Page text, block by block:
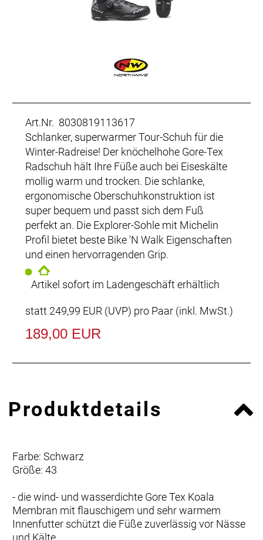
Art.Nr. 8030819113617
Schlanker, superwarmer Tour-Schuh für die
Winter-Radreise! Der knöchelhohe Gore-Tex
Radschuh hält Ihre Füße auch bei Eiseskälte
mollig warm und trocken. Die schlanke,
ergonomische Oberschuhkonstruktion ist
super bequem und passt sich dem Fuß
perfekt an. Die Explorer-Sohle mit Michelin
Profil bietet beste Bike 'N Walk Eigenschaften
und einen hervorragenden Grip.
Artikel sofort im Ladengeschäft erhältlich
statt 249,99 EUR (UVP) pro Paar (inkl. MwSt.)
189,00 EUR
Produktdetails
Farbe: Schwarz
Größe: 43
- die wind- und wasserdichte Gore Tex Koala
Membran mit flauschigem und sehr warmem
Innenfutter schützt die Füße zuverlässig vor Nässe
und Kälte.